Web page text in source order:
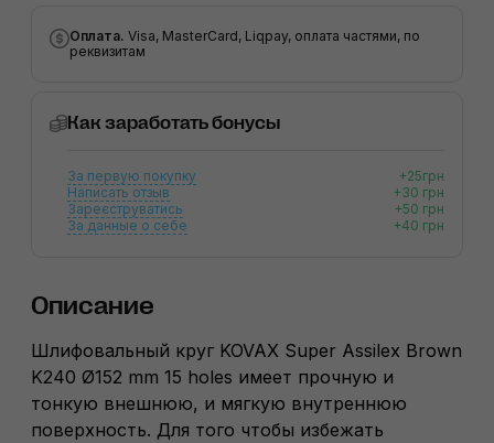
Оплата. Visa, MasterCard, Liqpay, оплата частями, по
реквизитам
Как заработать бонусы
За первую покупку
+25грн
Написать отзыв
+30 грн
Зареєструватись
+50 грн
За данные о себе
+40 грн
Описание
Шлифовальный круг KOVAX Super Assilex Brown
K240 Ø152 mm 15 holes имеет прочную и
тонкую внешнюю, и мягкую внутреннюю
поверхность. Для того чтобы избежать